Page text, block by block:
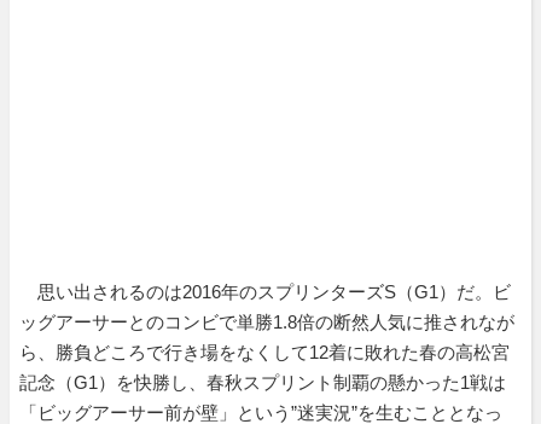
思い出されるのは2016年のスプリンターズS（G1）だ。ビ
ッグアーサーとのコンビで単勝1.8倍の断然人気に推されなが
ら、勝負どころで行き場をなくして12着に敗れた春の高松宮
記念（G1）を快勝し、春秋スプリント制覇の懸かった1戦は
「ビッグアーサー前が壁」という”迷実況”を生むこととなっ